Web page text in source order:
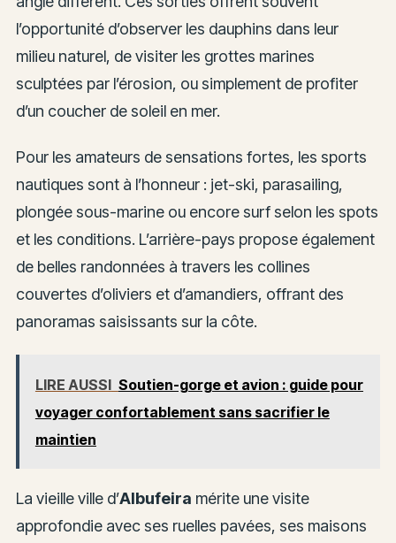
l’opportunité d’observer les dauphins dans leur
milieu naturel, de visiter les grottes marines
sculptées par l’érosion, ou simplement de profiter
d’un coucher de soleil en mer.
Pour les amateurs de sensations fortes, les sports
nautiques sont à l’honneur : jet-ski, parasailing,
plongée sous-marine ou encore surf selon les spots
et les conditions. L’arrière-pays propose également
de belles randonnées à travers les collines
couvertes d’oliviers et d’amandiers, offrant des
panoramas saisissants sur la côte.
LIRE AUSSI Soutien-gorge et avion : guide pour
voyager confortablement sans sacrifier le
maintien
La vieille ville d’Albufeira mérite une visite
approfondie avec ses ruelles pavées, ses maisons